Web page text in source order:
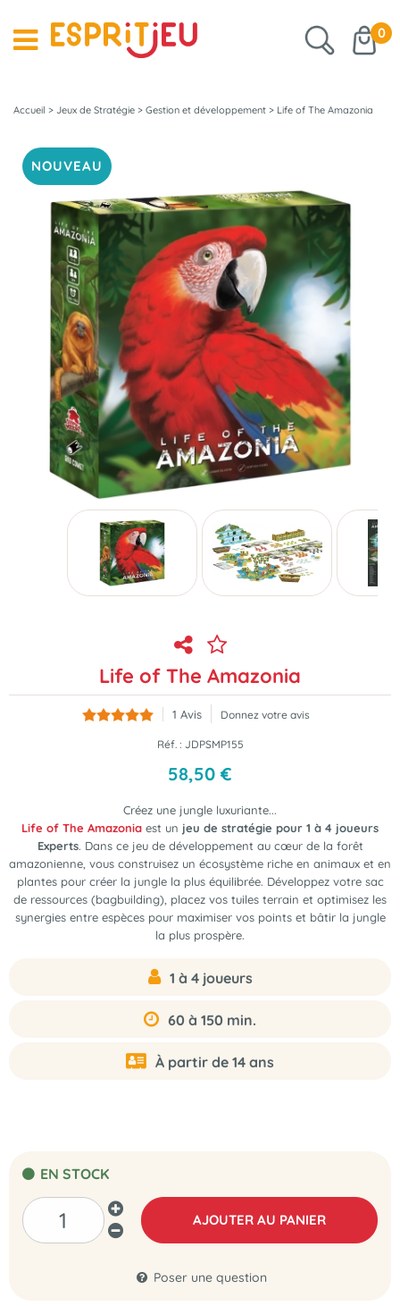
0
Accueil > Jeux de Stratégie > Gestion et développement > Life of The Amazonia
NOUVEAU
Life of The Amazonia
1 Avis Donnez votre avis
Réf. : JDPSMP155
58,50 €
Créez une jungle luxuriante...
Life of The Amazonia est un jeu de stratégie pour 1 à 4 joueurs
Experts. Dans ce jeu de développement au cœur de la forêt
amazonienne, vous construisez un écosystème riche en animaux et en
plantes pour créer la jungle la plus équilibrée. Développez votre sac
de ressources (bagbuilding), placez vos tuiles terrain et optimisez les
synergies entre espèces pour maximiser vos points et bâtir la jungle
la plus prospère.
1 à 4 joueurs
60 à 150 min.
À partir de 14 ans
EN STOCK
AJOUTER AU PANIER
Poser une question